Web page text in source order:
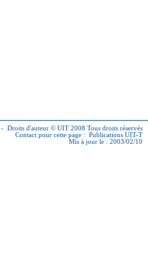
- Droits d'auteur © UIT 2008 Tous droits réservés
Contact pour cette page : Publications UIT-T
Mis à jour le : 2003/02/10